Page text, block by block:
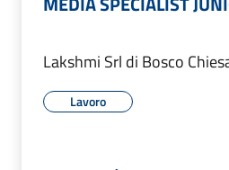
Lakshmi Srl di Bosco
Lavoro